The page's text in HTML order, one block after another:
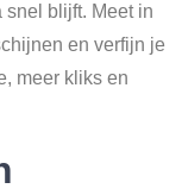
snel blijft. Meet in
en verfijn je
meer kliks en